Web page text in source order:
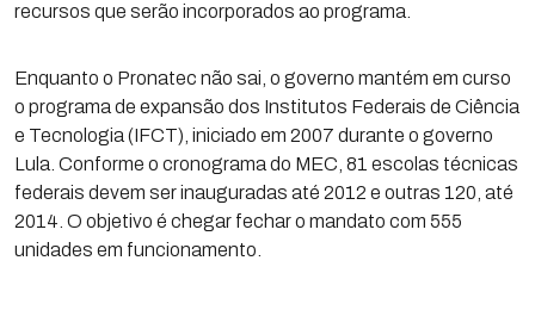
recursos que serão incorporados ao programa.
Enquanto o Pronatec não sai, o governo mantém em curso
o programa de expansão dos Institutos Federais de Ciência
e Tecnologia (IFCT), iniciado em 2007 durante o governo
Lula. Conforme o cronograma do MEC, 81 escolas técnicas
federais devem ser inauguradas até 2012 e outras 120, até
2014. O objetivo é chegar fechar o mandato com 555
unidades em funcionamento.